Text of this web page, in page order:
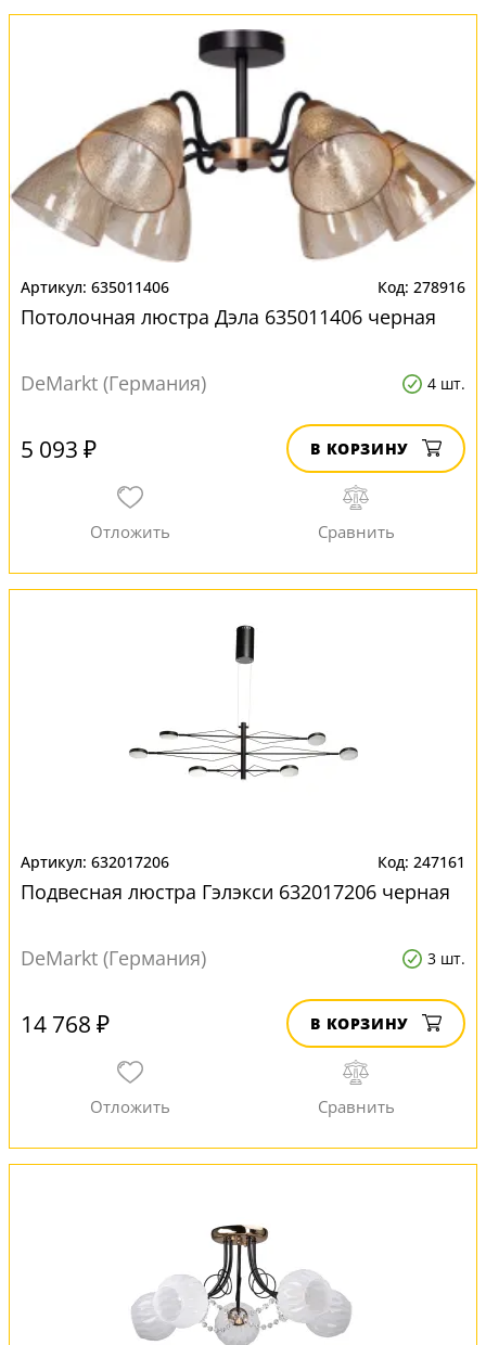
635011406 278916
Потолочная люстра Дэла 635011406 черная
DeMarkt (Германия) 4 шт.
5 093 ₽ В КОРЗИНУ
632017206 247161
Подвесная люстра Гэлэкси 632017206 черная
DeMarkt (Германия) 3 шт.
14 768 ₽ В КОРЗИНУ